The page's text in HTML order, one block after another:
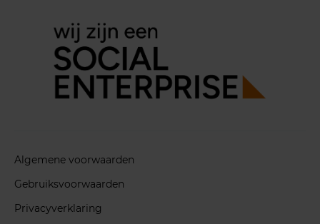
Algemene voorwaarden
Gebruiksvoorwaarden
Privacyverklaring